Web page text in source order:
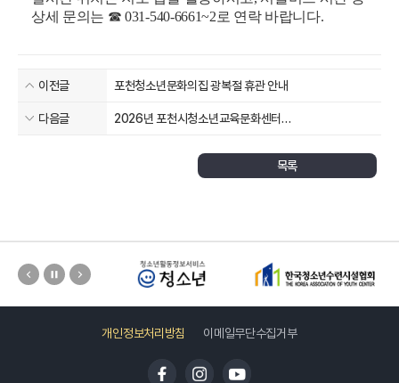
상세 문의는 ☎ ​031-540-6661~2로 연락 바랍니다.
이전글 포천청소년문화의집 광복절 휴관 안내
다음글
2026년 포천시청소년교육문화센터
목록
개인정보처리방침 이메일무단수집거부